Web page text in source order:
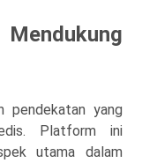
pendekatan yang
Platform ini
utama dalam